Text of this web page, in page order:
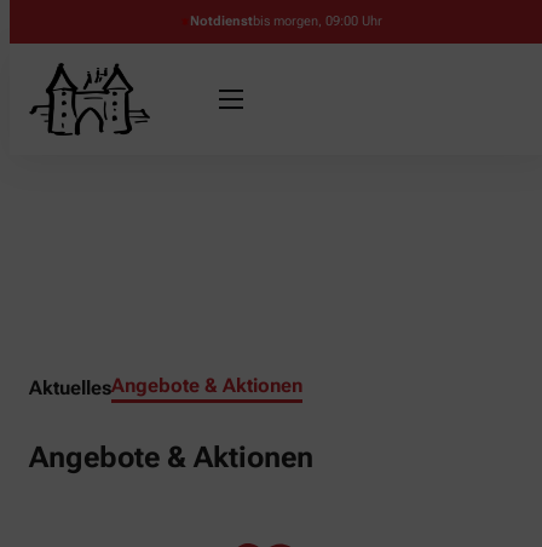
Notdienstbis morgen, 09:00 Uhr
AktuellesAngebote & Aktionen
Angebote & Aktionen